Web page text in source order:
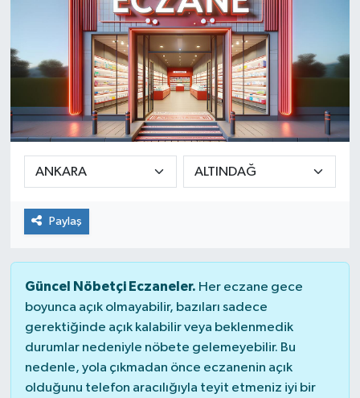
Paylaş
Güncel Nöbetçi Eczaneler. Her eczane gece
boyunca açık olmayabilir, bazıları sadece
gerektiğinde açık kalabilir veya beklenmedik
durumlar nedeniyle nöbete gelemeyebilir. Bu
nedenle, yola çıkmadan önce eczanenin açık
olduğunu telefon aracılığıyla teyit etmeniz iyi bir
Haber Arşivi